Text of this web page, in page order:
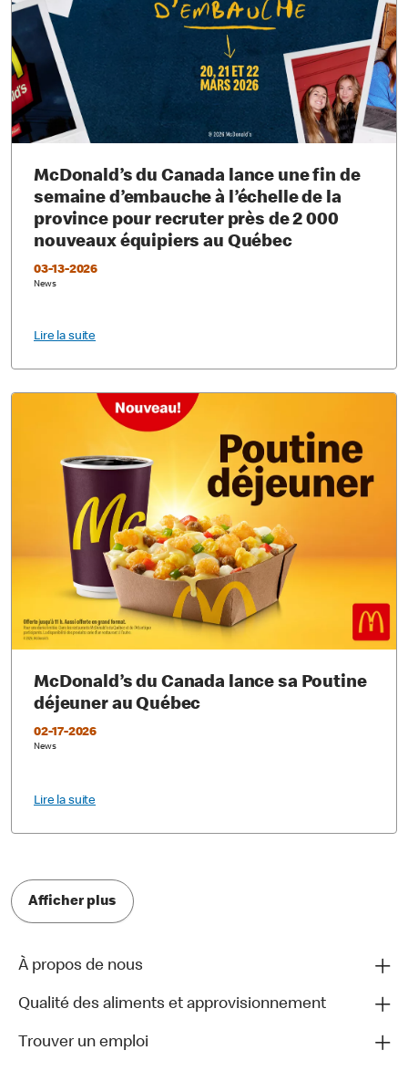
McDonald’s du Canada lance une fin de
semaine d’embauche à l’échelle de la
province pour recruter près de 2 000
nouveaux équipiers au Québec
03-13-2026
News
Lire la suite
McDonald’s du Canada lance sa Poutine
déjeuner au Québec
02-17-2026
News
Lire la suite
Afficher plus
À propos de nous
Qualité des aliments et approvisionnement
Trouver un emploi